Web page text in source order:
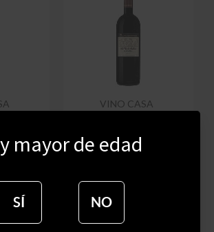
VINO CASA
$
mayor de edad
SÍ NO